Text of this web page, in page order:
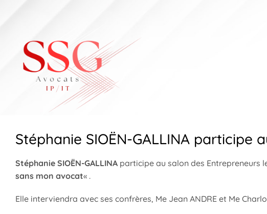
Stéphanie SIOËN-GALLINA participe
Stéphanie SIOËN-GALLINA participe au salon des Entrepreneurs
sans mon avocat« .
Elle interviendra avec ses confrères, Me Jean ANDRE et Me